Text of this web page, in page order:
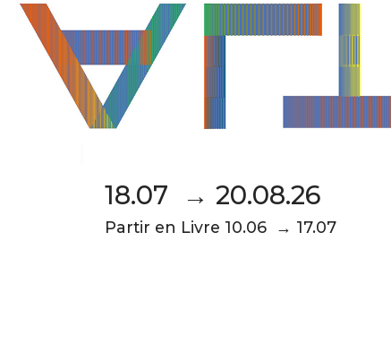
18.07 → 20.08.26
Partir en Livre 10.06 → 17.07